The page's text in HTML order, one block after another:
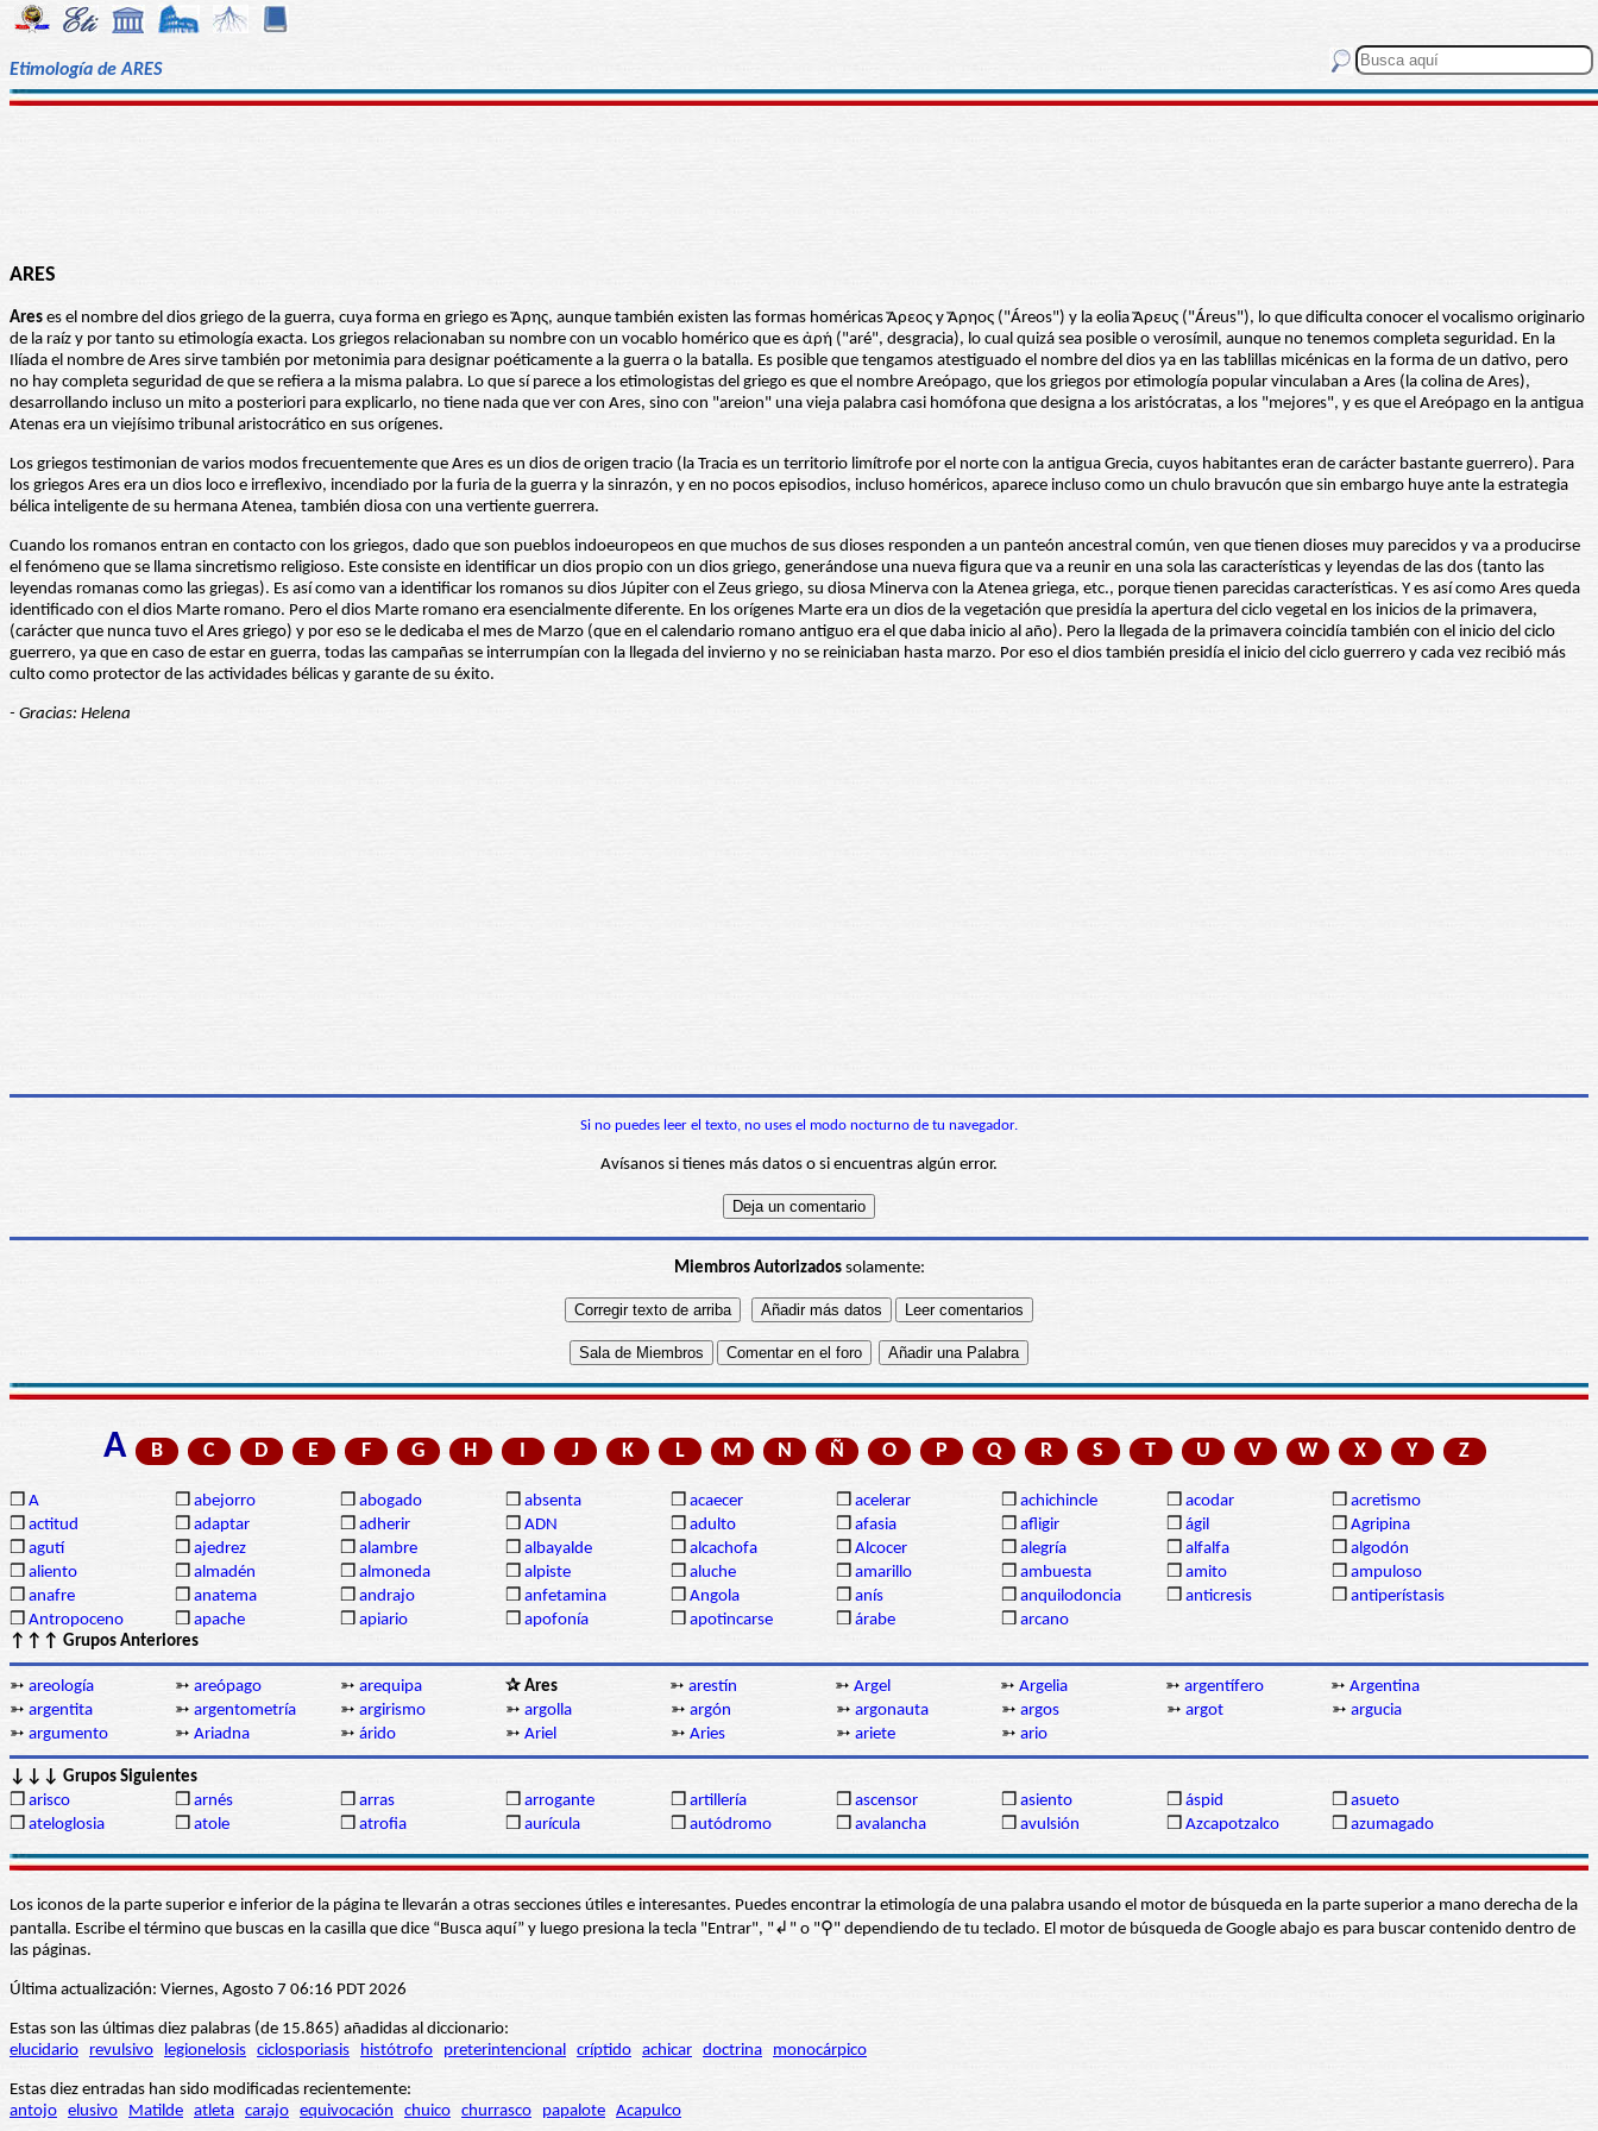
Etimología de ARES
ARES
Ares es el nombre del dios griego de la guerra, cuya forma en griego es Ἄρης, aunque también existen las formas homéricas Ἄρεος y Ἄρηος ("Áreos") y la eolia Ἄρευς ("Áreus"), lo que dificulta conocer el vocalismo originario
de la raíz y por tanto su etimología exacta. Los griegos relacionaban su nombre con un vocablo homérico que es ἀρή ("aré", desgracia), lo cual quizá sea posible o verosímil, aunque no tenemos completa seguridad. En la
Ilíada el nombre de Ares sirve también por metonimia para designar poéticamente a la guerra o la batalla. Es posible que tengamos atestiguado el nombre del dios ya en las tablillas micénicas en la forma de un dativo, pero
no hay completa seguridad de que se refiera a la misma palabra. Lo que sí parece a los etimologistas del griego es que el nombre Areópago, que los griegos por etimología popular vinculaban a Ares (la colina de Ares),
desarrollando incluso un mito a posteriori para explicarlo, no tiene nada que ver con Ares, sino con "areion" una vieja palabra casi homófona que designa a los aristócratas, a los "mejores", y es que el Areópago en la antigua
Atenas era un viejísimo tribunal aristocrático en sus orígenes.
Los griegos testimonian de varios modos frecuentemente que Ares es un dios de origen tracio (la Tracia es un territorio limítrofe por el norte con la antigua Grecia, cuyos habitantes eran de carácter bastante guerrero). Para
los griegos Ares era un dios loco e irreflexivo, incendiado por la furia de la guerra y la sinrazón, y en no pocos episodios, incluso homéricos, aparece incluso como un chulo bravucón que sin embargo huye ante la estrategia
bélica inteligente de su hermana Atenea, también diosa con una vertiente guerrera.
Cuando los romanos entran en contacto con los griegos, dado que son pueblos indoeuropeos en que muchos de sus dioses responden a un panteón ancestral común, ven que tienen dioses muy parecidos y va a producirse
el fenómeno que se llama sincretismo religioso. Este consiste en identificar un dios propio con un dios griego, generándose una nueva figura que va a reunir en una sola las características y leyendas de las dos (tanto las
leyendas romanas como las griegas). Es así como van a identificar los romanos su dios Júpiter con el Zeus griego, su diosa Minerva con la Atenea griega, etc., porque tienen parecidas características. Y es así como Ares queda
identificado con el dios Marte romano. Pero el dios Marte romano era esencialmente diferente. En los orígenes Marte era un dios de la vegetación que presidía la apertura del ciclo vegetal en los inicios de la primavera,
(carácter que nunca tuvo el Ares griego) y por eso se le dedicaba el mes de Marzo (que en el calendario romano antiguo era el que daba inicio al año). Pero la llegada de la primavera coincidía también con el inicio del ciclo
guerrero, ya que en caso de estar en guerra, todas las campañas se interrumpían con la llegada del invierno y no se reiniciaban hasta marzo. Por eso el dios también presidía el inicio del ciclo guerrero y cada vez recibió más
culto como protector de las actividades bélicas y garante de su éxito.
- Gracias: Helena
Si no puedes leer el texto, no uses el modo nocturno de tu navegador.
Avísanos si tienes más datos o si encuentras algún error.
Miembros Autorizadossolamente:
A B C D E F G H I J K L M N Ñ O P Q R S T U V W X Y Z
❒ A ❒ abejorro ❒ abogado ❒ absenta ❒ acaecer ❒ acelerar ❒ achichincle ❒ acodar ❒ acretismo
❒ actitud ❒ adaptar ❒ adherir ❒ ADN ❒ adulto ❒ afasia ❒ afligir ❒ ágil ❒ Agripina
❒ agutí ❒ ajedrez ❒ alambre ❒ albayalde ❒ alcachofa ❒ Alcocer ❒ alegría ❒ alfalfa ❒ algodón
❒ aliento ❒ almadén ❒ almoneda ❒ alpiste ❒ aluche ❒ amarillo ❒ ambuesta ❒ amito ❒ ampuloso
❒ anafre ❒ anatema ❒ andrajo ❒ anfetamina ❒ Angola ❒ anís ❒ anquilodoncia ❒ anticresis ❒ antiperístasis
❒ Antropoceno ❒ apache ❒ apiario ❒ apofonía ❒ apotincarse ❒ árabe ❒ arcano
↑↑↑ Grupos Anteriores
➳ areología ➳ areópago ➳ arequipa ✰ Ares ➳ arestín ➳ Argel ➳ Argelia ➳ argentífero ➳ Argentina
➳ argentita ➳ argentometría ➳ argirismo ➳ argolla ➳ argón ➳ argonauta ➳ argos ➳ argot ➳ argucia
➳ argumento ➳ Ariadna ➳ árido ➳ Ariel ➳ Aries ➳ ariete ➳ ario
↓↓↓ Grupos Siguientes
❒ arisco ❒ arnés ❒ arras ❒ arrogante ❒ artillería ❒ ascensor ❒ asiento ❒ áspid ❒ asueto
❒ ateloglosia ❒ atole ❒ atrofia ❒ aurícula ❒ autódromo ❒ avalancha ❒ avulsión ❒ Azcapotzalco ❒ azumagado
Los iconos de la parte superior e inferior de la página te llevarán a otras secciones útiles e interesantes. Puedes encontrar la etimología de una palabra usando el motor de búsqueda en la parte superior a mano derecha de la
pantalla. Escribe el término que buscas en la casilla que dice “Busca aquí” y luego presiona la tecla "Entrar", "↲" o "⚲" dependiendo de tu teclado. El motor de búsqueda de Google abajo es para buscar contenido dentro de
las páginas.
Última actualización: Viernes, Agosto 7 06:16 PDT 2026
Estas son las últimas diez palabras (de 15.865) añadidas al diccionario:
elucidario
revulsivo legionelosis ciclosporiasis histótrofo preterintencional críptido achicar doctrina monocárpico
Estas diez entradas han sido modificadas recientemente:
antojo elusivo Matilde atleta carajo equivocación chuico churrasco papalote Acapulco